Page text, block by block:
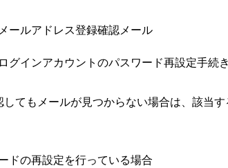
ールアドレス登録確認メール
グインアカウントのパスワード再設定手続
してもメールが見つからない場合は、該当
ドの再設定を行っている場合